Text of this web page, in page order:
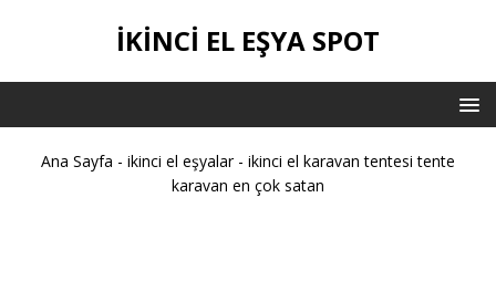
İKİNCİ EL EŞYA SPOT
Ana Sayfa - ikinci el eşyalar- ikinci el karavan tentesi tente
karavan en çok satan